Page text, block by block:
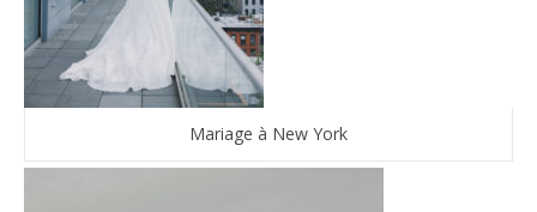
Mariage à New York